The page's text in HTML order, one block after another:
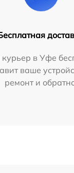
в Уфе
ваше
ремонт и